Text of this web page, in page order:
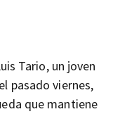
Tario, un joven
pasado viernes,
que mantiene